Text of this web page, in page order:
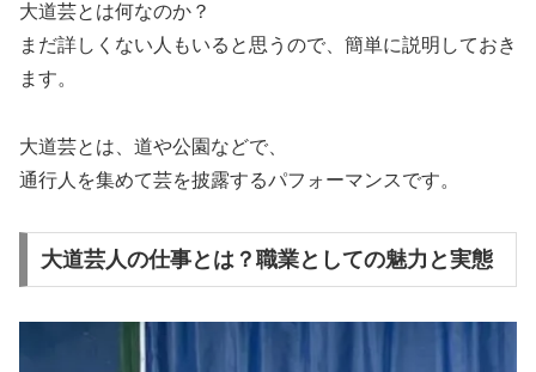
大道芸とは何なのか？
まだ詳しくない人もいると思うので、簡単に説明しておき
ます。
大道芸とは、道や公園などで、
通行人を集めて芸を披露するパフォーマンスです。
大道芸人の仕事とは？職業としての魅力と実態